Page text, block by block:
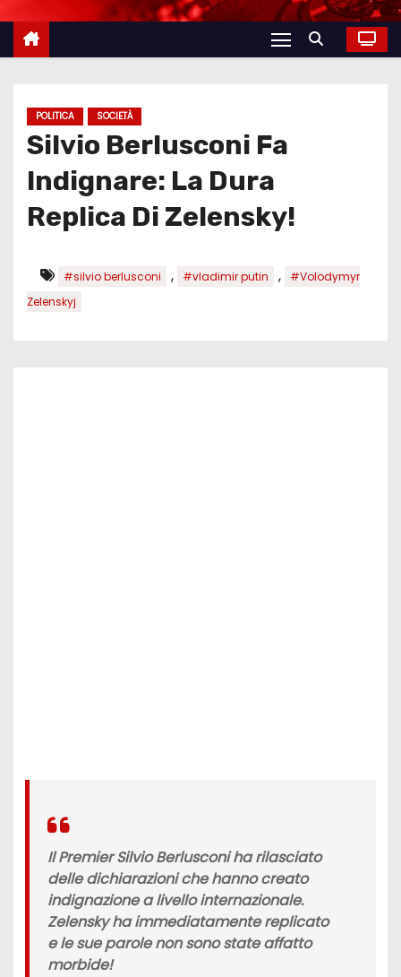
POLITICA SOCIETÀ
Silvio Berlusconi Fa
Indignare: La Dura
Replica Di Zelensky!
#silvio berlusconi , #vladimir putin ,
#Volodymyr
Zelenskyj
Il Premier Silvio Berlusconi ha rilasciato
delle dichiarazioni che hanno creato
indignazione a livello internazionale.
Zelensky ha immediatamente replicato
e le sue parole non sono state affatto
morbide!